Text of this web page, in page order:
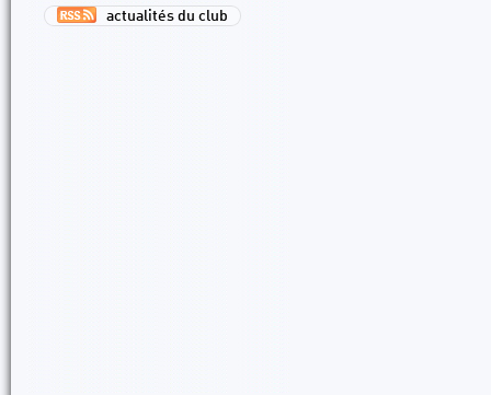
actualités du club